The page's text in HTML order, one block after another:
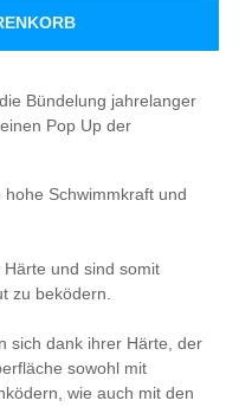
Bündelung jahrelanger
Pop Up der
Schwimmkraft und
und sind somit
zu beködern.
sich dank ihrer Härte, der
sowohl mit
wie auch mit den